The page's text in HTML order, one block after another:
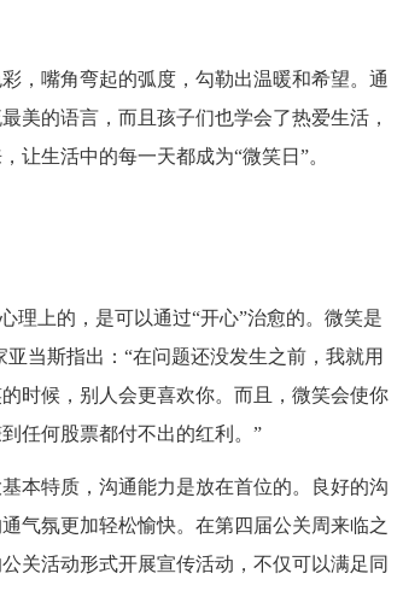
，嘴角弯起的弧度，勾勒出温暖和希望。通
美的语言，而且孩子们也学会了热爱生活，
让生活中的每一天都成为“微笑日”。
理上的，是可以通过“开心”治愈的。微笑是
当斯指出：“在问题还没发生之前，我就用
时候，别人会更喜欢你。而且，微笑会使你
任何股票都付不出的红利。”
本特质，沟通能力是放在首位的。良好的沟
气氛更加轻松愉快。在第四届公关周来临之
关活动形式开展宣传活动，不仅可以满足同